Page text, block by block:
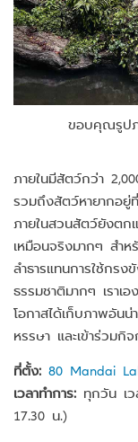
ขอบคุณรูป
ภายในมีสัตว์กว่า
รวมถึงสัตว์หายากอยู่
ภายในสวนสัตว์ยังตก
เหมือนจริงมากๆ สำห
ลำธารแทนการใช้กร
ธรรมชาติมากๆ เราเ
โอกาสได้เก็บภาพอัน
หรรษา และเข้าร่วมกิ
ที่ตั้ง: 80 Mandai
เวลาทำการ: ทุกวัน เว
17.30 น.)